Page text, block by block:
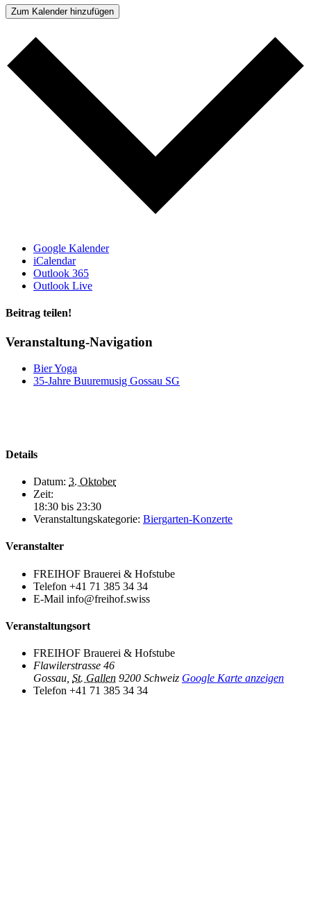
Zum Kalender hinzufügen
Google Kalender
iCalendar
Outlook 365
Outlook Live
Beitrag teilen!
Facebook
LinkedIn
WhatsApp
E-
Veranstaltung-Navigation
Bier Yoga
35-Jahre Buuremusig Gossau SG
Details
Datum: 3. Oktober
Zeit:
18:30 bis 23:30
Veranstaltungskategorie: Biergarten-Konzerte
Veranstalter
FREIHOF Brauerei & Hofstube
Telefon +41 71 385 34 34
E-Mail info@freihof.swiss
Veranstaltungsort
FREIHOF Brauerei & Hofstube
Flawilerstrasse 46
Gossau St. Gallen 9200 Schweiz Google Karte anzeigen
Telefon +41 71 385 34 34